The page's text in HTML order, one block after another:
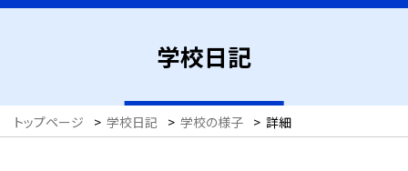
学校日記
トップページ > 学校日記 > 学校の様子 > 詳細